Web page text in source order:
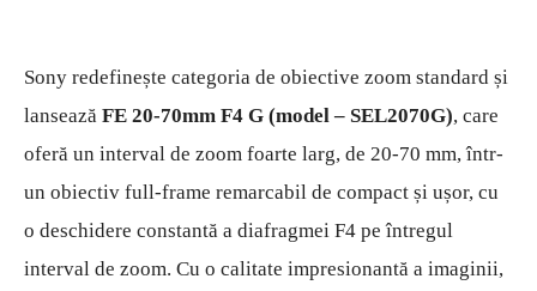
Sony redefinește categoria de obiective zoom standard și
lansează FE 20-70mm F4 G (model – SEL2070G), care
oferă un interval de zoom foarte larg, de 20-70 mm, într-
un obiectiv full-frame remarcabil de compact și ușor, cu
o deschidere constantă a diafragmei F4 pe întregul
interval de zoom. Cu o calitate impresionantă a imaginii,